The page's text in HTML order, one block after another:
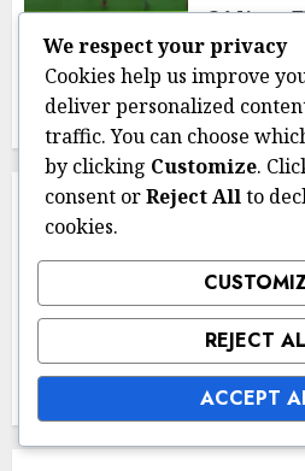
Códigos
Limitado:
Itens
13/03/2026
LINKS
Postagens do blog
We respect your privacy
Cookies help us improve
deliver personalized
traffic. You can choose
by clicking Customize.
consent orReject Allto
cookies.
REJECT
ACCEPT